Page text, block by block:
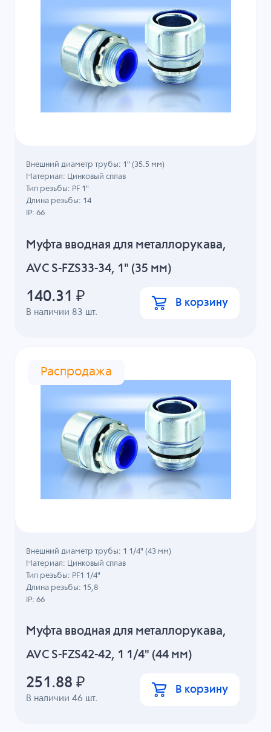
Муфта вводная для металлорукава,
AVC S-FZS33-34, 1" (35 мм)
В наличии 83 шт.
Внешний диаметр трубы: 1" (35.5 мм)
Материал: Цинковый сплав
Тип резьбы: PF 1"
Длина резьбы: 14
IP: 66
140.31 ₽ В корзину
Распродажа
Муфта вводная для металлорукава,
AVC S-FZS42-42, 1 1/4" (44 мм)
В наличии46 шт.
Внешний диаметр трубы: 1 1/4" (43 мм)
Материал: Цинковый сплав
Тип резьбы: PF1 1/4"
Длина резьбы: 15,8
IP: 66
251.88 ₽ В корзину